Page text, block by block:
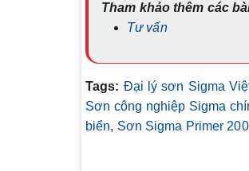
Tham khảo thêm các
Tư vấn
Tags: Đại lý sơn Sigma
Sơn công nghiệp Sigma
biển, Sơn Sigma Primer 200